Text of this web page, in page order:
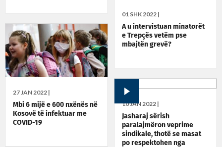
01 SHK 2022 |
A u intervistuan minatorët
e Trepçës vetëm pse
mbajtën grevë?
27 JAN 2022 |
Mbi 6 mijë e 600 nxënës në
Kosovë të infektuar me
COVID-19
10 JAN 2022 |
Jasharaj sërish
paralajmëron veprime
sindikale, thotë se masat
po respektohen nga